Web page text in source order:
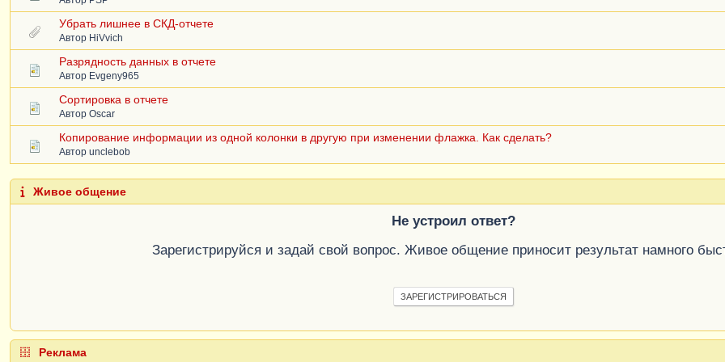
Убрать лишнее в СКД-отчете
Автор HiVvich
Разрядность данных в отчете
Автор Evgeny965
Сортировка в отчете
Автор Oscar
Копирование информации из одной колонки в другую при изменении флажка. Как сделать?
Автор unclebob
Живое общение
Не устроил ответ?
Зарегистрируйся и задай свой вопрос. Живое общение приносит результат намного
ЗАРЕГИСТРИРОВАТЬСЯ
Реклама